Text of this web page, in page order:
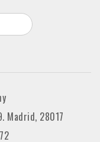
Madrid, 28017